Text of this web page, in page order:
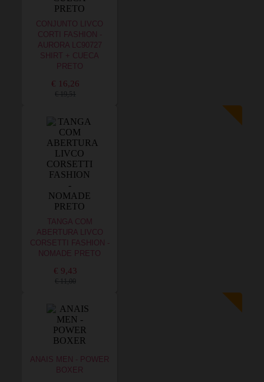
CONJUNTO LIVCO
CORTI FASHION -
AURORA LC90727
SHIRT + CUECA
PRETO
€ 16,26
€ 19,51
TANGA COM
ABERTURA LIVCO
CORSETTI FASHION -
NOMADE PRETO
€ 9,43
€ 11,00
ANAIS MEN - POWER
BOXER